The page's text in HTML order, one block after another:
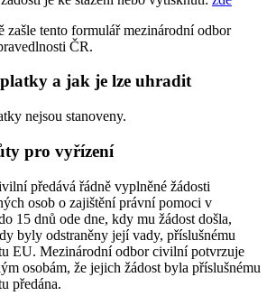
zašle tento formulář mezinárodní odbor
ČR.
a jak je lze uhradit
nejsou stanoveny.
pro vyřízení
předává řádně vyplněné žádosti
osob o zajištění právní pomoci v
15 dnů ode dne, kdy mu žádost došla,
byly odstraněny její vady, příslušnému
EU. Mezinárodní odbor civilní potvrzuje
osobám, že jejich žádost byla příslušnému
předána.